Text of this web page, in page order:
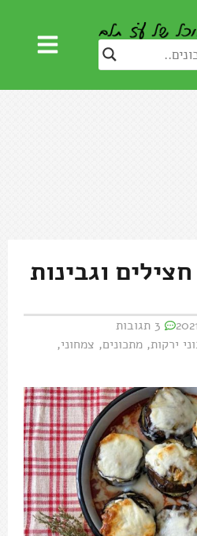
וגבינות
3 תגובות
ירקות, מתכונים, צמחוני,